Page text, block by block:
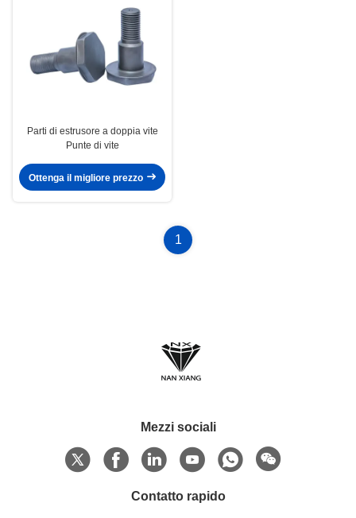
Parti di estrusore a doppia vite
Punte di vite
Ottenga il migliore prezzo
1
Mezzi sociali
Contatto rapido